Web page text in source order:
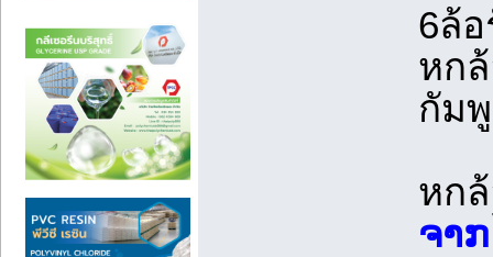
6ล้
หก
กัม
หก
ຈາ